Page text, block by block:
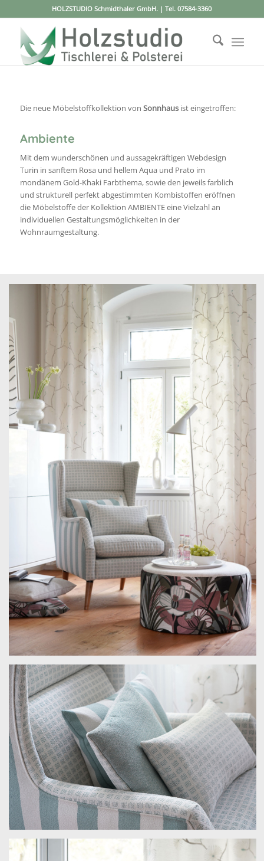
HOLZSTUDIO Schmidthaler GmbH. | Tel.07584-3360
Die neue Möbelstoffkollektion von Sonnhausist eingetroffen:
Ambiente
Mit dem wunderschönen und aussagekräftigen Webdesign
Turin in sanftem Rosa und hellem Aqua und Prato im
mondänem Gold-Khaki Farbthema, sowie den jeweils farblich
und strukturell perfekt abgestimmten Kombistoffen eröffnen
die Möbelstoffe der Kollektion AMBIENTE eine Vielzahl an
individuellen Gestaltungsmöglichkeiten in der
Wohnraumgestaltung.